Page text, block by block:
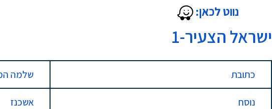
נווט לכאן:
ישראל הצעיר-1
כתובת שלמה המלך
נוסח אשכנז